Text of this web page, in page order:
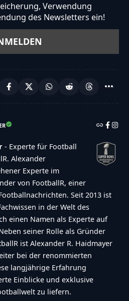
Verwendung
des Newsletters ein!
- Experte für Football
Alexander
Experte im
von FootballR, einer
Seit 2013 ist
in der Welt des
einen Namen als Experte auf
seiner Rolle als Gründer
ist Alexander R. Haidmayer
bei der renommierten
langjährige Erfahrung
Einblicke und exklusive
zu liefern.